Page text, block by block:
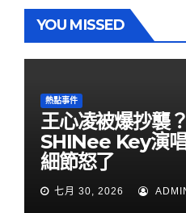
YOU MISSED
熱點事件
王心凌被爆抄襲
SHINee Key演
細節怒了
七月 30, 2026